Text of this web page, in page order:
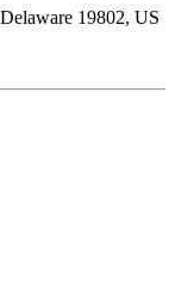
19802, US